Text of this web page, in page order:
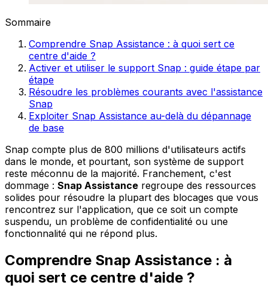
Sommaire
Comprendre Snap Assistance : à quoi sert ce
centre d'aide ?
Activer et utiliser le support Snap : guide étape par
étape
Résoudre les problèmes courants avec l'assistance
Snap
Exploiter Snap Assistance au-delà du dépannage
de base
Snap compte plus de 800 millions d'utilisateurs actifs
dans le monde, et pourtant, son système de support
reste méconnu de la majorité. Franchement, c'est
dommage : Snap Assistance regroupe des ressources
solides pour résoudre la plupart des blocages que vous
rencontrez sur l'application, que ce soit un compte
suspendu, un problème de confidentialité ou une
fonctionnalité qui ne répond plus.
Comprendre Snap Assistance : à
quoi sert ce centre d'aide ?